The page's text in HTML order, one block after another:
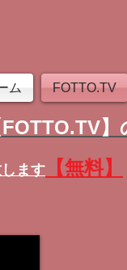
ム FOTTO.TV
】
ます 【無料】